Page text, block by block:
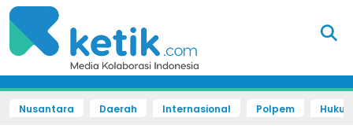
Nusantara Daerah Internasional Polpem